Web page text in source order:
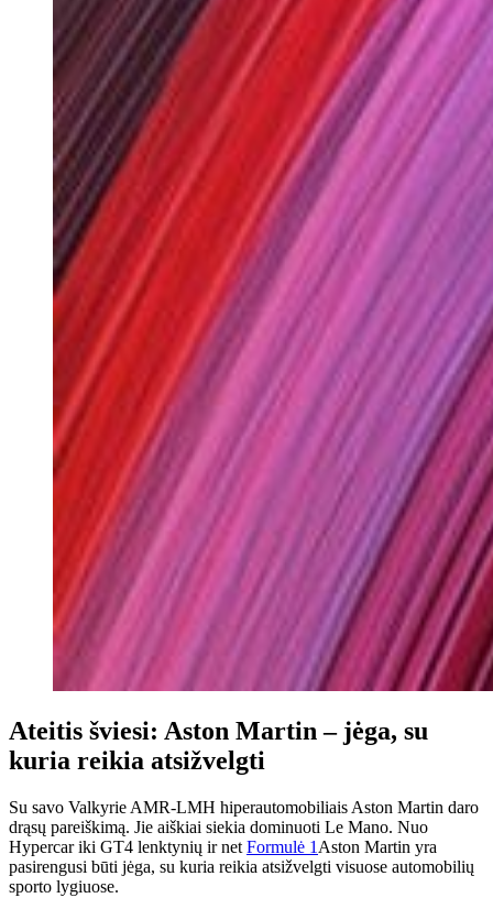
Ateitis šviesi: Aston Martin – jėga, su
kuria reikia atsižvelgti
Su savo Valkyrie AMR-LMH hiperautomobiliais Aston Martin daro
drąsų pareiškimą. Jie aiškiai siekia dominuoti Le Mano. Nuo
Hypercar iki GT4 lenktynių ir net Formulė 1 Aston Martin yra
pasirengusi būti jėga, su kuria reikia atsižvelgti visuose automobilių
sporto lygiuose.